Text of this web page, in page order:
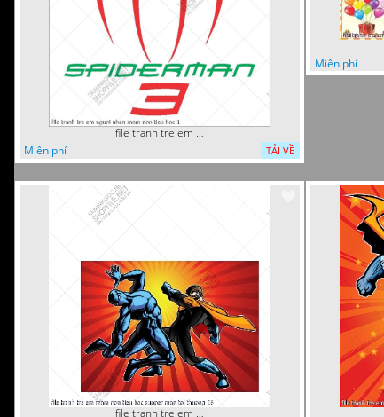
file tranh tre em nguoi nhen mam non tieu hoc 1
Miễn phí
TẢI VỀ
Miễn phí
file tranh tre em mam non tieu hoc supper man toi thuong 26